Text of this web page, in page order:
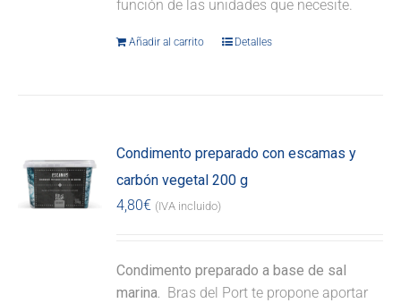
función de las unidades que necesite.
Añadir al carrito Detalles
Condimento preparado con escamas y
carbón vegetal 200 g
4,80€ (IVA incluido)
Condimento preparado a base de sal
marina. Bras del Port te propone aportar